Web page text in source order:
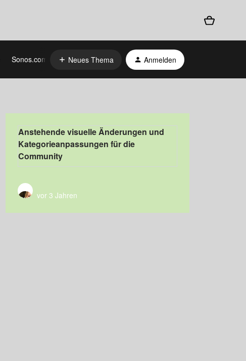
Sonos.com Neues Thema Anmelden
Anstehende visuelle Änderungen und
Kategorieanpassungen für die
Community
vor 3 Jahren